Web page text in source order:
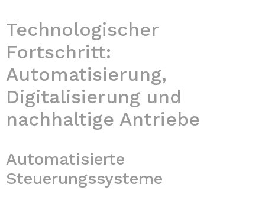
Technologischer
Fortschritt:
Automatisierung,
Digitalisierung und
nachhaltige Antriebe
Automatisierte
Steuerungssysteme